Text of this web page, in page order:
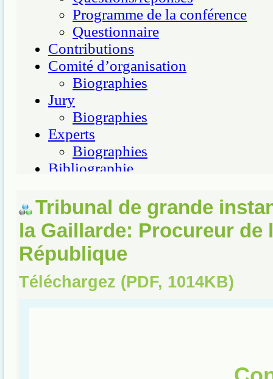
Tribunal de grande
la Gaillarde: Procureur de
République
Téléchargez (PDF, 1014KB)